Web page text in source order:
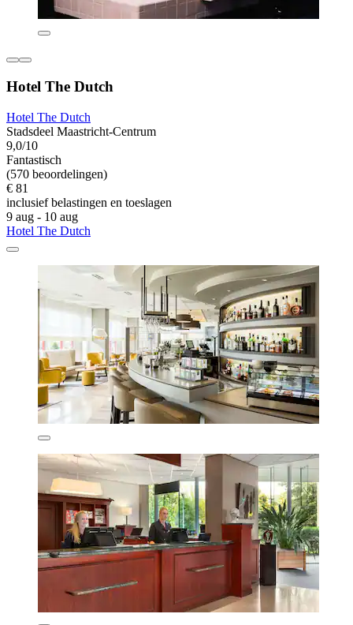
Hotel The Dutch
Hotel The Dutch
Stadsdeel Maastricht-Centrum
9,0/10
Fantastisch
(570 beoordelingen)
€ 81
inclusief belastingen en toeslagen
9 aug - 10 aug
Hotel The Dutch